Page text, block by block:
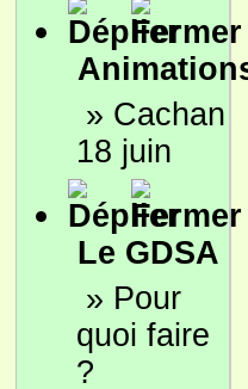
» Cachan
18 juin
Le GDSA
» Pour
quoi faire
?